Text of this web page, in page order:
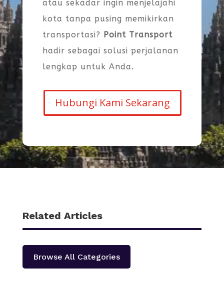
atau sekadar ingin menjelajahi
kota tanpa pusing memikirkan
transportasi? Point Transport
hadir sebagai solusi perjalanan
lengkap untuk Anda.
Hubungi Kami Sekarang
Related Articles
Browse All Categories